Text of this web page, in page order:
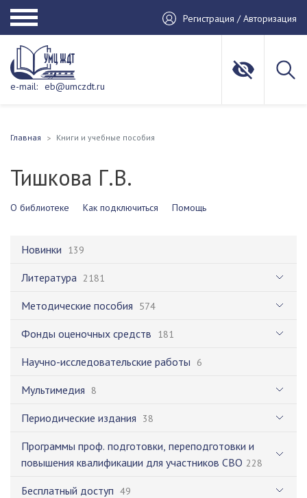
Регистрация / Авторизация
e-mail: eb@umczdt.ru
Главная Книги и учебные пособия
Тишкова Г.В.
О библиотеке Как подключиться Помощь
Новинки 139
Литература 2181
Методические пособия 574
Фонды оценочных средств 181
Научно-исследовательские работы 6
Мультимедия 8
Периодические издания 38
Программы проф. подготовки, переподготовки и
повышения квалификации для участников СВО 228
Бесплатный доступ 49